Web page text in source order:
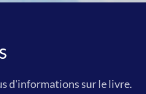
d'informations sur le livre.